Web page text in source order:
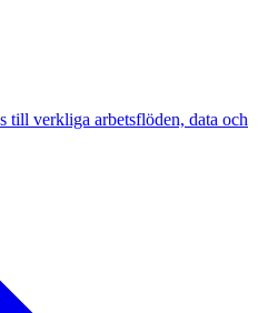
till verkliga arbetsflöden, data och